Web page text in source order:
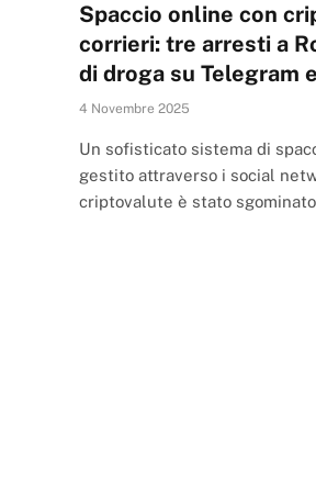
Spaccio online con
corrieri: tre arresti a
di droga su Telegram
4 Novembre 2025
Un sofisticato sistema di
gestito attraverso i social
criptovalute è stato